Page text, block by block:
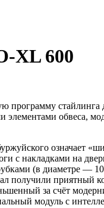
XL 600
стайлинга
элементами обвеса,
означает
с накладками на
(в диаметре —
приятный
за счёт
модуль с